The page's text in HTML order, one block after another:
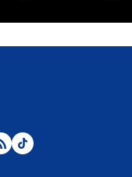
ni posibilidad de